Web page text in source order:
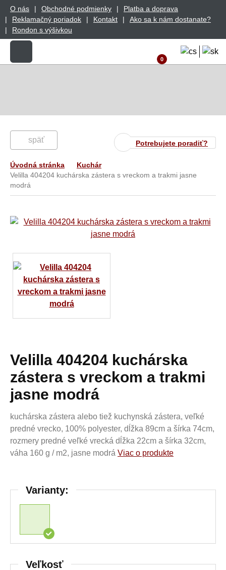
O nás Obchodné podmienky
Platba a doprava
Reklamačný poriadok
Kontakt
Ako sa k nám dostanate?
Rondon s výšivkou
0
Potrebujete poradiť?
späť
Úvodná stránka
Kuchár
Velilla 404204 kuchárska zástera s vreckom a trakmi jasne
modrá
Velilla 404204 kuchárska
zástera s vreckom a trakmi
jasne modrá
kuchárska zástera alebo tiež kuchynská zástera, veľké
predné vrecko, 100% polyester, dĺžka 89cm a šírka 74cm,
rozmery predné veľké vrecká dĺžka 22cm a šírka 32cm,
váha 160 g / m2, jasne modrá Viac o produkte
Varianty:
Veľkosť